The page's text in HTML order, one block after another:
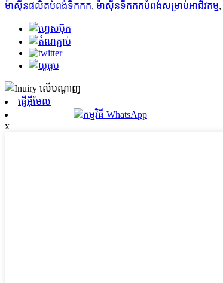
ម៉ាស៊ីនផលិតបំពង់ទឹកកក, ម៉ាស៊ីនទឹកកកបំពង់សម្រាប់អាជីវកម្ម,
ផ្ញើអ៊ីមែល
កម្មវិធី WhatsApp
x